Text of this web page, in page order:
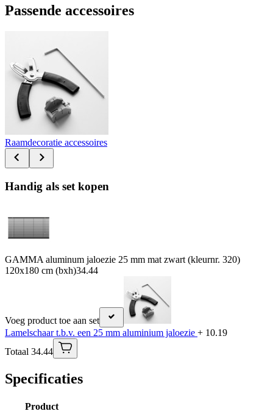
Passende accessoires
Raamdecoratie accessoires
Handig als set kopen
GAMMA aluminum jaloezie 25 mm mat zwart (kleurnr. 320)
120x180 cm (bxh)34.44
Voeg product toe aan set
Lamelschaar t.b.v. een 25 mm aluminium jaloezie + 10.19
Totaal 34.44
Specificaties
Product